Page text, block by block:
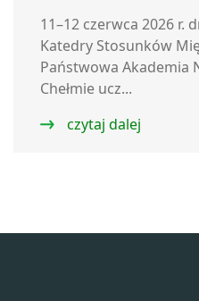
11–12 czerwca 2026 r.
Katedry Stosunków
Państwowa Akademia
Chełmie ucz...
czytaj dalej